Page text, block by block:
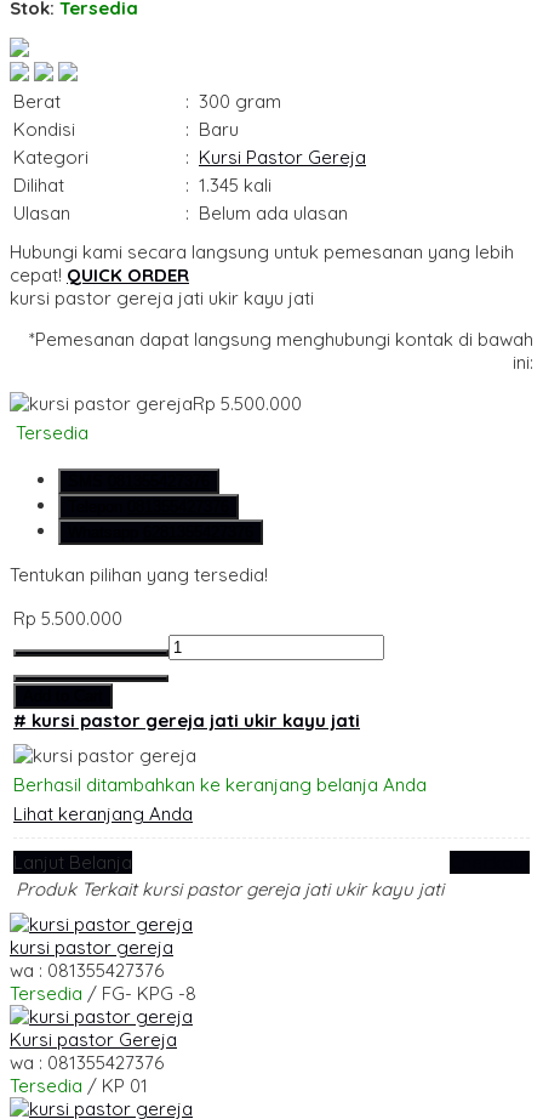
Stok: Tersedia
Berat : 300 gram
Kondisi
: Baru
Kategori
: Kursi Pastor Gereja
Dilihat
: 1.345 kali
Ulasan
: Belum ada ulasan
Hubungi kami secara langsung untuk pemesanan yang lebih
cepat! QUICK ORDER
kursi pastor gereja jati ukir kayu jati
*Pemesanan dapat langsung menghubungi kontak di bawah
ini:
Rp 5.500.000
Tersedia
Tentukan pilihan yang tersedia!
Rp 5.500.000
# kursi pastor gereja jati ukir kayu jati
Berhasil ditambahkan ke keranjang belanja Anda
Lihat keranjang Anda
Lanjut Belanja
Produk Terkait kursi pastor gereja jati ukir kayu jati
kursi pastor gereja
wa : 081355427376
Tersedia / FG- KPG -8
Kursi pastor Gereja
wa : 081355427376
Tersedia / KP 01